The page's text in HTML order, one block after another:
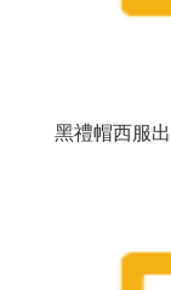
黑禮帽西服